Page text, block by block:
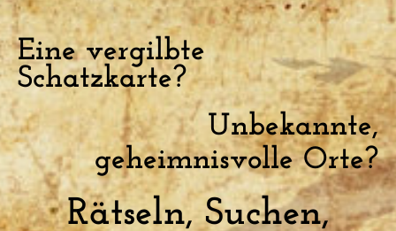
Eine vergilbte
Schatzkarte?
Unbekannte,
geheimnisvolle Orte?
Rätseln, Suchen,